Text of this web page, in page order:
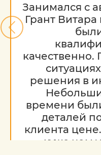
Занимался с
Грант Витара
качественно.
решения в
времени
деталей
клиента
хуже чем